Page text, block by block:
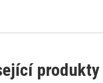
produkty